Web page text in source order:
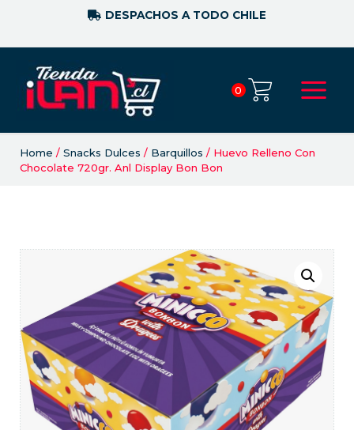
DESPACHOS A TODO CHILE
0
Home / Snacks Dulces / Barquillos / Huevo Relleno Con
Chocolate 720gr. Anl Display Bon Bon